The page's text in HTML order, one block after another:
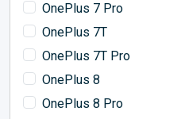
OnePlus 7 Pro
OnePlus 7T
OnePlus 7T Pro
OnePlus 8
OnePlus 8 Pro